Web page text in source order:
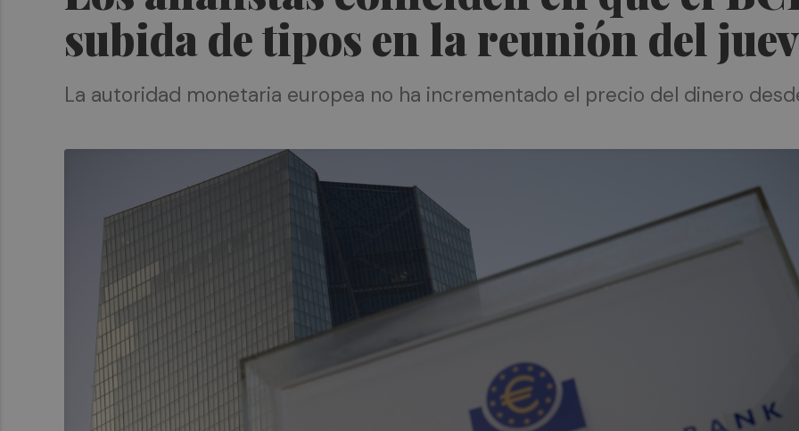
subida de tipos en la reunión del
La autoridad monetaria europea no ha incrementado el precio del dinero